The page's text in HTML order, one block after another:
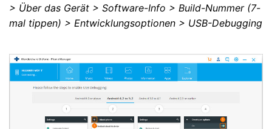
> Über das Gerät > Software-Info > Build-Nummer (7-
mal tippen) > Entwicklungsoptionen > USB-Debugging